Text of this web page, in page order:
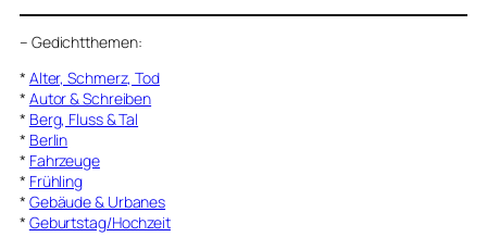
– Gedichtthemen:
* Alter, Schmerz, Tod
* Autor & Schreiben
* Berg, Fluss & Tal
* Berlin
* Fahrzeuge
* Frühling
* Gebäude & Urbanes
* Geburtstag/Hochzeit